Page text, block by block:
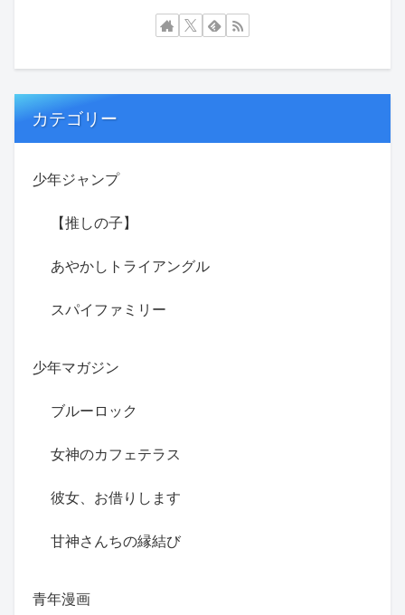
カテゴリー
少年ジャンプ
【推しの子】
あやかしトライアングル
スパイファミリー
少年マガジン
ブルーロック
女神のカフェテラス
彼女、お借りします
甘神さんちの縁結び
青年漫画